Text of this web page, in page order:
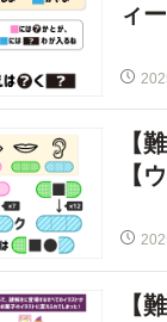
ィ
【
【
【